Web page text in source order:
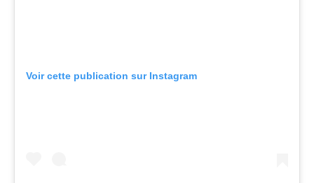
Voir cette publication sur Instagram